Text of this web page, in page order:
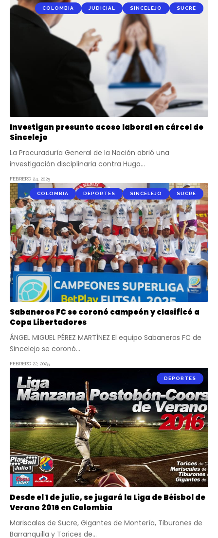
COLOMBIA JUDICIAL SINCELEJO SUCRE
Investigan presunto acoso laboral en cárcel de
Sincelejo
La Procuraduría General de la Nación abrió una
investigación disciplinaria contra Hugo…
FEBRERO 24, 2025
COLOMBIA DEPORTES SINCELEJO SUCRE
Sabaneros FC se coronó campeón y clasificó a
Copa Libertadores
ÁNGEL MIGUEL PÉREZ MARTÍNEZ El equipo Sabaneros FC de
Sincelejo se coronó…
FEBRERO 22, 2025
DEPORTES
Desde el 1 de julio, se jugará la Liga de Béisbol de
Verano 2016 en Colombia
Mariscales de Sucre, Gigantes de Montería, Tiburones de
Barranquilla y Torices de…